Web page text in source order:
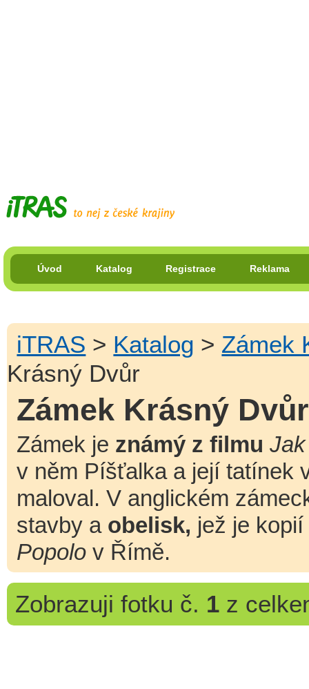
Úvod Katalog Registrace Reklama
iTRAS > Katalog > Zámek
Krásný Dvůr
Zámek Krásný Dvůr
Zámek je známý z filmu
v něm Píšťalka a její tatínek
maloval. V anglickém
stavby a obelisk, jež je
Popolov Římě.
Zobrazuji fotku č. 1z